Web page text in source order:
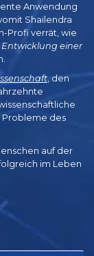
Anwendung
Shailendra
Profi verrät, wie
Entwicklung einer
, den
Probleme des
auf der
im Leben